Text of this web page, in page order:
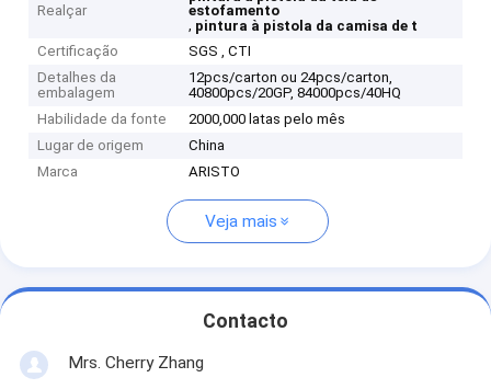
Realçar
estofamento
, pintura à pistola da camisa de t
Certificação
SGS , CTI
Detalhes da
embalagem
12pcs/carton ou 24pcs/carton,
40800pcs/20GP, 84000pcs/40HQ
Habilidade da fonte
2000,000 latas pelo mês
Lugar de origem
China
Marca
ARISTO
Veja mais
Contacto
Mrs. Cherry Zhang